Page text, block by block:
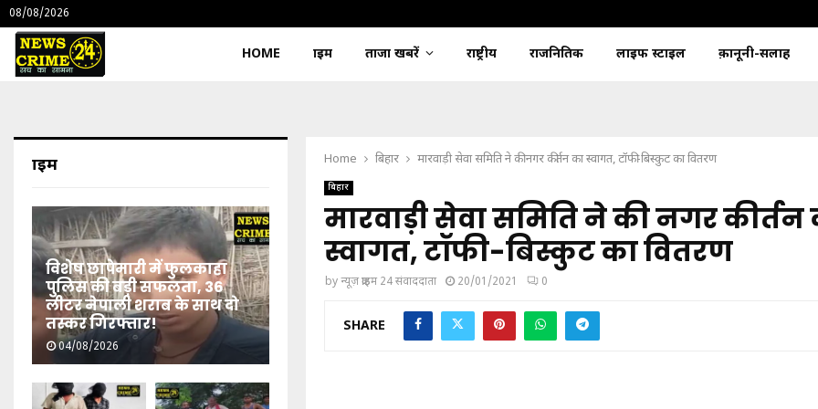
08/08/2026
HOME क्राइम ताजा खबरें राष्ट्रीय राजनितिक लाइफ स्टाइल क़ानूनी-सलाह
Home बिहार मारवाड़ी सेवा समिति ने की नगर कीर्तन का स्वागत, टॉफी-बिस्कुट का वितरण
बिहार
मारवाड़ी सेवा समिति ने की नगर कीर्तन
स्वागत, टॉफी-बिस्कुट का वितरण
byन्यूज़ क्राइम 24 संवाददाता 20/01/2021 0
SHARE
क्राइम
विशेष छापेमारी में फुलकाहा
पुलिस की बड़ी सफलता, 36
लीटर नेपाली शराब के साथ दो
तस्कर गिरफ्तार!
04/08/2026